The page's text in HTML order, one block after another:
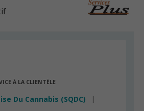
À LA CLIENTÈLE
Du Cannabis (SQDC)